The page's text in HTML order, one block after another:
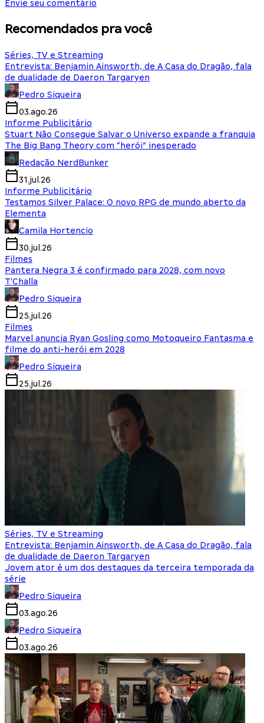
Envie seu comentário
Recomendados pra você
Séries, TV e Streaming
Entrevista: Benjamin Ainsworth, de A Casa do Dragão, fala
de dualidade de Daeron Targaryen
Pedro Siqueira
03.ago.26
Informe Publicitário
Stuart Não Consegue Salvar o Universo expande a franquia
The Big Bang Theory com “herói” inesperado
Redação NerdBunker
31.jul.26
Informe Publicitário
Testamos Silver Palace: O novo RPG de mundo aberto da
Elementa
Camila Hortencio
30.jul.26
Filmes
Pantera Negra 3 é confirmado para 2028, com novo
T'Challa
Pedro Siqueira
25.jul.26
Filmes
Marvel anuncia Ryan Gosling como Motoqueiro Fantasma e
filme do anti-herói em 2028
Pedro Siqueira
25.jul.26
Séries, TV e Streaming
Entrevista: Benjamin Ainsworth, de A Casa do Dragão, fala
de dualidade de Daeron Targaryen
Jovem ator é um dos destaques da terceira temporada da
série
Pedro Siqueira
03.ago.26
Pedro Siqueira
03.ago.26